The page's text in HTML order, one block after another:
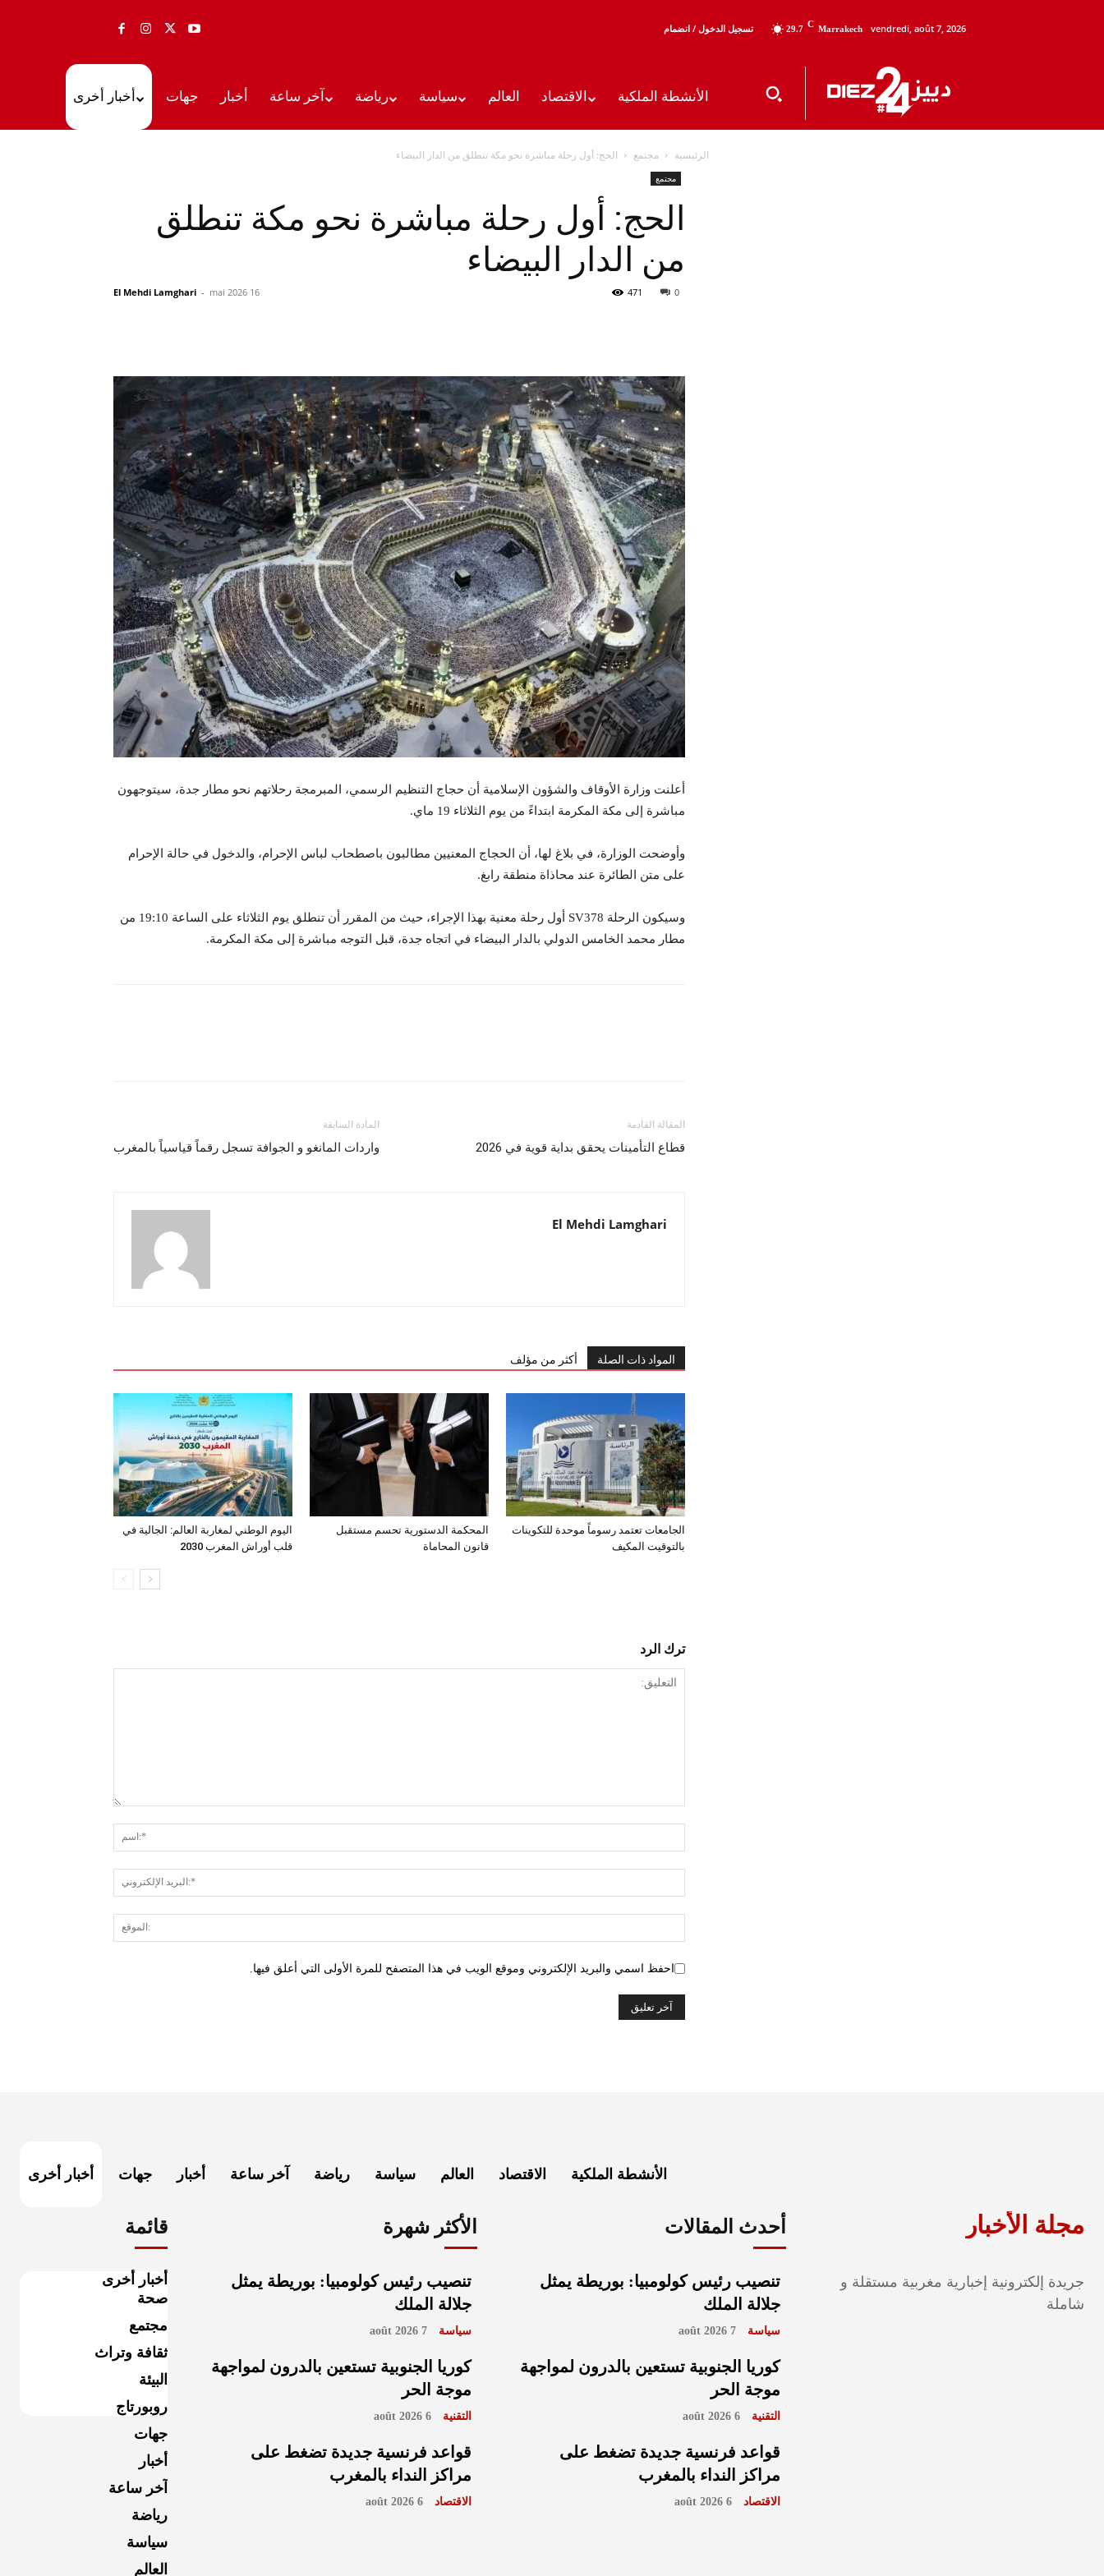
تسجيل الدخول / انضمام 29.7 C Marrakech vendredi, août 7, 2026
أخبار أخرى جهات أخبار آخر ساعة رياضة سياسة العالم الاقتصاد الأنشطة الملكية
الرئيسية مجتمع الحج: أول رحلة مباشرة نحو مكة تنطلق من الدار البيضاء
مجتمع
الحج: أول رحلة مباشرة نحو مكة تنطلق
من الدار البيضاء
El Mehdi Lamghari - 16 mai 2026 0
471
أعلنت وزارة الأوقاف والشؤون الإسلامية أن حجاج التنظيم الرسمي، المبرمجة رحلاتهم نحو مطار جدة، سيتوجهون
مباشرة إلى مكة المكرمة ابتداءً من يوم الثلاثاء 19 ماي.
وأوضحت الوزارة، في بلاغ لها، أن الحجاج المعنيين مطالبون باصطحاب لباس الإحرام، والدخول في حالة الإحرام
على متن الطائرة عند محاذاة منطقة رابغ.
وسيكون الرحلة SV378 أول رحلة معنية بهذا الإجراء، حيث من المقرر أن تنطلق يوم الثلاثاء على الساعة 19:10 من
مطار محمد الخامس الدولي بالدار البيضاء في اتجاه جدة، قبل التوجه مباشرة إلى مكة المكرمة.
المادة السابقة
واردات المانغو و الجوافة تسجل رقماً قياسياً بالمغرب
المقالة القادمة
قطاع التأمينات يحقق بداية قوية في 2026
El Mehdi Lamghari
المواد ذات الصلة أكثر من مؤلف
اليوم الوطني لمغاربة العالم: الجالية في
قلب أوراش المغرب 2030
المحكمة الدستورية تحسم مستقبل
قانون المحاماة
الجامعات تعتمد رسوماً موحدة للتكوينات
بالتوقيت المكيف
ترك الرد
احفظ اسمي والبريد الإلكتروني وموقع الويب في هذا المتصفح للمرة الأولى التي أعلق فيها.
أخبار أخرى جهات أخبار آخر ساعة رياضة سياسة العالم الاقتصاد الأنشطة الملكية
قائمة
أخبار أخرى
صحة
مجتمع
ثقافة وتراث
البيئة
روبورتاج
جهات
أخبار
آخر ساعة
رياضة
سياسة
العالم
الأكثر شهرة
تنصيب رئيس كولومبيا: بوريطة يمثل
جلالة الملك
سياسة 7 août 2026
كوريا الجنوبية تستعين بالدرون لمواجهة
موجة الحر
التقنية 6 août 2026
قواعد فرنسية جديدة تضغط على
مراكز النداء بالمغرب
الاقتصاد 6 août 2026
أحدث المقالات
تنصيب رئيس كولومبيا: بوريطة يمثل
جلالة الملك
سياسة 7 août 2026
كوريا الجنوبية تستعين بالدرون لمواجهة
موجة الحر
التقنية 6 août 2026
قواعد فرنسية جديدة تضغط على
مراكز النداء بالمغرب
الاقتصاد 6 août 2026
مجلة الأخبار
جريدة إلكترونية إخبارية مغربية مستقلة و
شاملة